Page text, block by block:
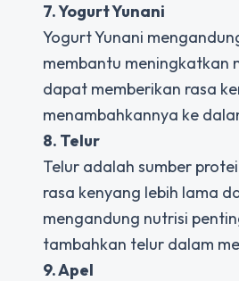
7. Yogurt Yunani
Yogurt Yunani
membantu meningkatkan
dapat memberikan rasa
menambahkannya ke
8. Telur
Telur adalah sumber
rasa kenyang lebih lama
mengandung nutrisi
tambahkan telur dalam
9. Apel